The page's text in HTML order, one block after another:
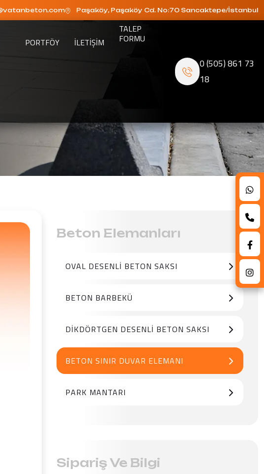
Paşaköy, Paşaköy Cd. No:70 Sancaktepe/İstanbul
PORTFÖY ILETIŞIM
TALEP
FORMU
0 (505) 861 73
18
Beton Elemanları
OVAL DESENLI BETON SAKSI
BETON BARBEKÜ
DIKDÖRTGEN DESENLI BETON SAKSI
BETON SINIR DUVAR ELEMANI
PARK MANTARI
Sipariş Ve Bilgi